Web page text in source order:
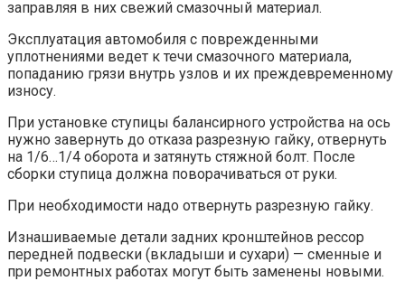
заправляя в них свежий смазочный материал.
Эксплуатация автомобиля с поврежденными
уплотнениями ведет к течи смазочного материала,
попаданию грязи внутрь узлов и их преждевременному
износу.
При установке ступицы балансирного устройства на ось
нужно завернуть до отказа разрезную гайку, отвернуть
на 1/6…1/4 оборота и затянуть стяжной болт. После
сборки ступица должна поворачиваться от руки.
При необходимости надо отвернуть разрезную гайку.
Изнашиваемые детали задних кронштейнов рессор
передней подвески (вкладыши и сухари) — сменные и
при ремонтных работах могут быть заменены новыми.